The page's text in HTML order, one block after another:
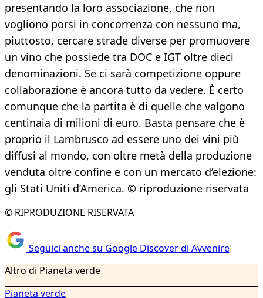
presentando la loro associazione, che non
vogliono porsi in concorrenza con nessuno ma,
piuttosto, cercare strade diverse per promuovere
un vino che possiede tra DOC e IGT oltre dieci
denominazioni. Se ci sarà competizione oppure
collaborazione è ancora tutto da vedere. È certo
comunque che la partita è di quelle che valgono
centinaia di milioni di euro. Basta pensare che è
proprio il Lambrusco ad essere uno dei vini più
diffusi al mondo, con oltre metà della produzione
venduta oltre confine e con un mercato d’elezione:
gli Stati Uniti d’America. © riproduzione riservata
© RIPRODUZIONE RISERVATA
Seguici anche su Google Discover di Avvenire
Altro di Pianeta verde
Pianeta verde